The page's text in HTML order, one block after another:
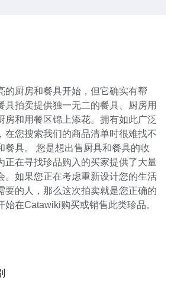
的厨房和餐具开始，但它确实有帮
具拍卖提供独一无二的餐具、厨房用
房和用餐区锦上添花。拥有如此广泛
在您搜索我们的商品清单时很难找不
餐具。 您是想出售厨具和餐具的收
正在寻找珍品购入的买家提供了大量
。如果您正在考虑重新设计您的生活
要的人，那么这次拍卖就是您正确的
始在Catawiki购买或销售此类珍品。